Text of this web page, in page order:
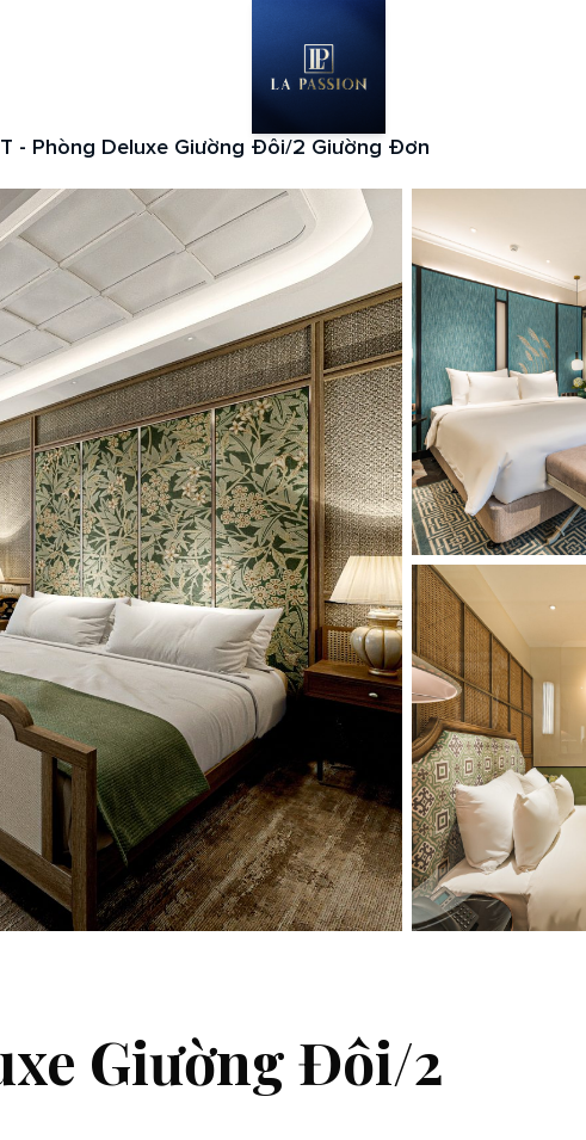
- Phòng Deluxe Giường Đôi/2 Giường Đơn
Giường Đôi/2